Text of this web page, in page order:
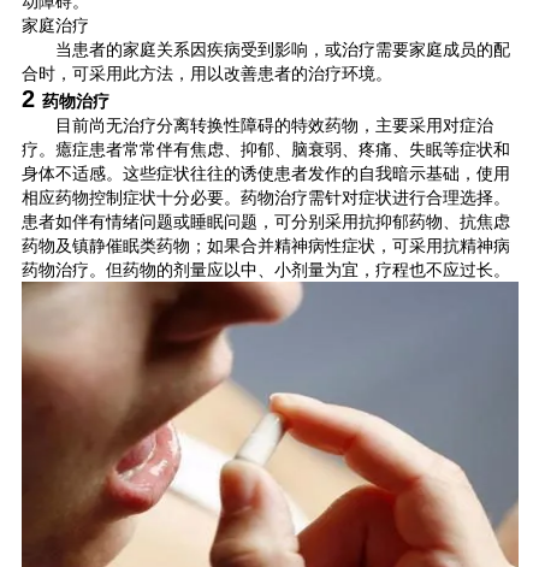
家庭治疗
当患者的家庭关系因疾病受到影响，或治疗需要家庭成员的配
合时，可采用此方法，用以改善患者的治疗环境。
2 药物治疗
目前尚无治疗分离转换性障碍的特效药物，主要采用对症治
疗。癔症患者常常伴有焦虑、抑郁、脑衰弱、疼痛、失眠等症状和
身体不适感。这些症状往往的诱使患者发作的自我暗示基础，使用
相应药物控制症状十分必要。药物治疗需针对症状进行合理选择。
患者如伴有情绪问题或睡眠问题，可分别采用抗抑郁药物、抗焦虑
药物及镇静催眠类药物；如果合并精神病性症状，可采用抗精神病
药物治疗。但药物的剂量应以中、小剂量为宜，疗程也不应过长。